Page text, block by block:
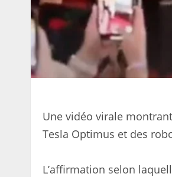
Une vidéo virale
Tesla Optimus et des
L’affirmation selon